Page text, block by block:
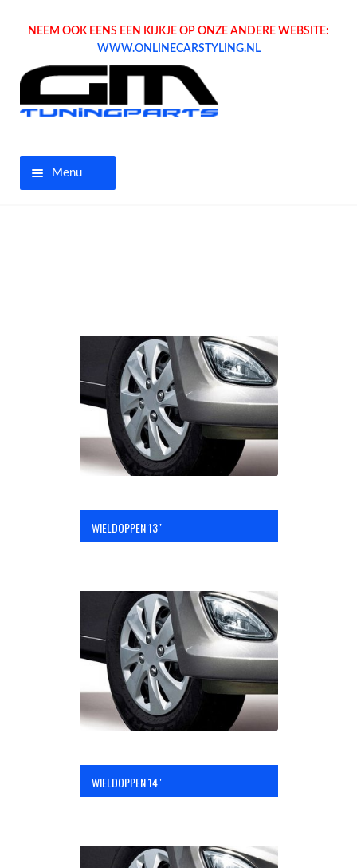
NEEM OOK EENS EEN KIJKJE OP ONZE ANDERE WEBSITE:
WWW.ONLINECARSTYLING.NL
Menu
OPC Line
Bedrijfswagen parts
Inloggen / Registreren
WIELDOPPEN 13″
WIELDOPPEN 14″